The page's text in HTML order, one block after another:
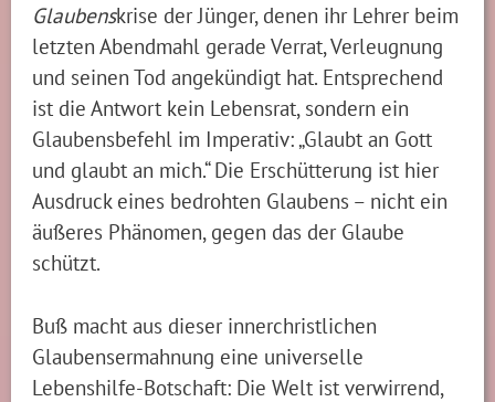
Glaubenskrise der Jünger, denen ihr Lehrer beim
letzten Abendmahl gerade Verrat, Verleugnung
und seinen Tod angekündigt hat. Entsprechend
ist die Antwort kein Lebensrat, sondern ein
Glaubensbefehl im Imperativ: „Glaubt an Gott
und glaubt an mich.“ Die Erschütterung ist hier
Ausdruck eines bedrohten Glaubens – nicht ein
äußeres Phänomen, gegen das der Glaube
schützt.
Buß macht aus dieser innerchristlichen
Glaubensermahnung eine universelle
Lebenshilfe-Botschaft: Die Welt ist verwirrend,